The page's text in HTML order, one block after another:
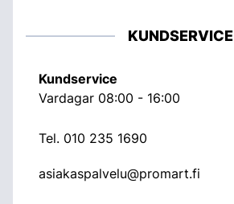
KUNDSERVICE
Kundservice
Vardagar 08:00 - 16:00
Tel. 010 235 1690
asiakaspalvelu@promart.fi